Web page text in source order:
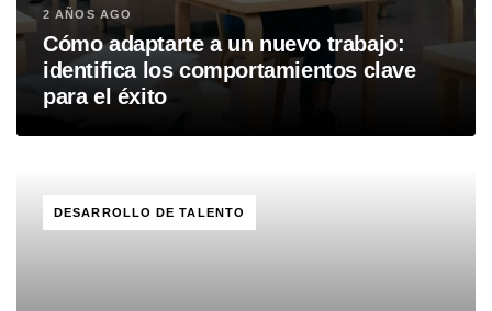
2 AÑOS AGO
Cómo adaptarte a un nuevo trabajo:
identifica los comportamientos clave
para el éxito
DESARROLLO DE TALENTO